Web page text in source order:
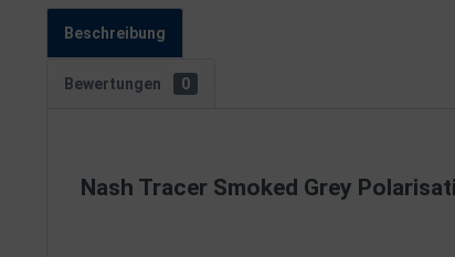
Beschreibung
Bewertungen 0
Nash Tracer Smoked Grey